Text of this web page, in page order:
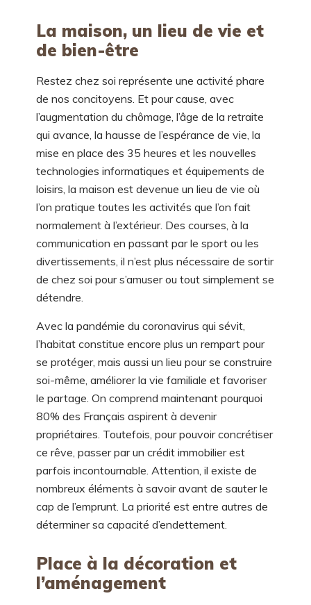
La maison, un lieu de vie et
de bien-être
Restez chez soi représente une activité phare
de nos concitoyens. Et pour cause, avec
l’augmentation du chômage, l’âge de la retraite
qui avance, la hausse de l’espérance de vie, la
mise en place des 35 heures et les nouvelles
technologies informatiques et équipements de
loisirs, la maison est devenue un lieu de vie où
l’on pratique toutes les activités que l’on fait
normalement à l’extérieur. Des courses, à la
communication en passant par le sport ou les
divertissements, il n’est plus nécessaire de sortir
de chez soi pour s’amuser ou tout simplement se
détendre.
Avec la pandémie du coronavirus qui sévit,
l’habitat constitue encore plus un rempart pour
se protéger, mais aussi un lieu pour se construire
soi-même, améliorer la vie familiale et favoriser
le partage. On comprend maintenant pourquoi
80% des Français aspirent à devenir
propriétaires. Toutefois, pour pouvoir concrétiser
ce rêve, passer par un crédit immobilier est
parfois incontournable. Attention, il existe de
nombreux éléments à savoir avant de sauter le
cap de l’emprunt. La priorité est entre autres de
déterminer sa capacité d’endettement.
Place à la décoration et
l’aménagement